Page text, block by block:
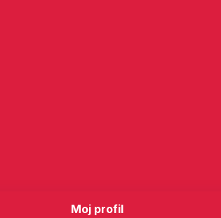
Moj profil